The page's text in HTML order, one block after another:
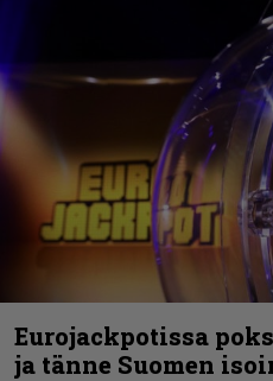
Eurojackpotissa
ja tänne Suomen